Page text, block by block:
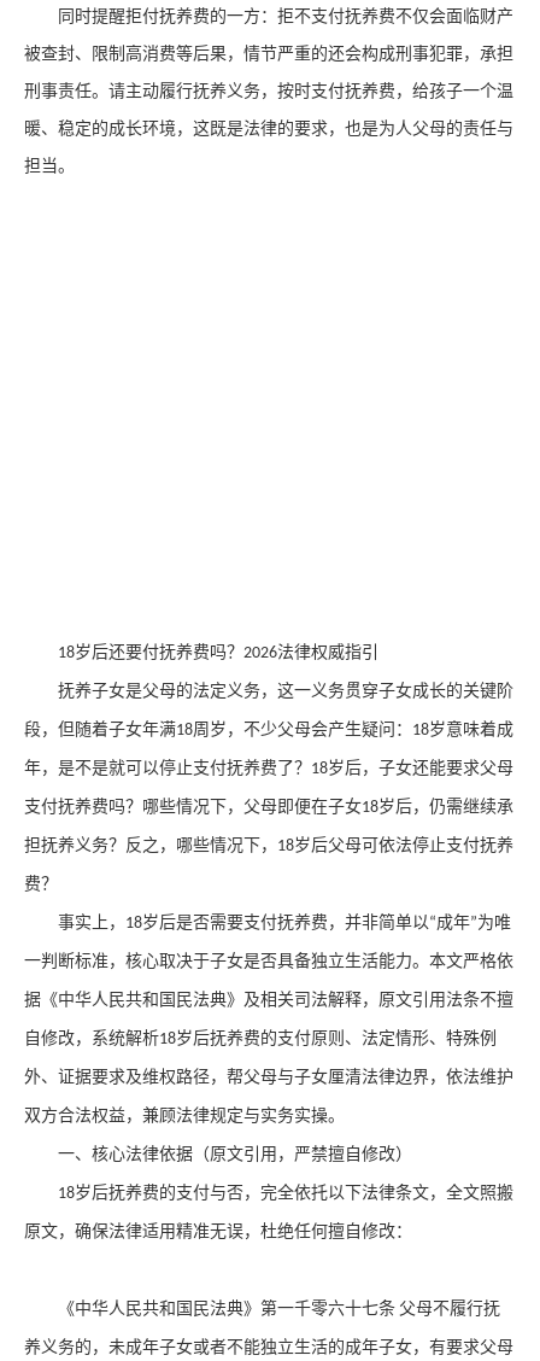
同时提醒拒付抚养费的一方：拒不支付抚养费不仅会面临财产
被查封、限制高消费等后果，情节严重的还会构成刑事犯罪，承担
刑事责任。请主动履行抚养义务，按时支付抚养费，给孩子一个温
暖、稳定的成长环境，这既是法律的要求，也是为人父母的责任与
担当。
18岁后还要付抚养费吗？ 2026法律权威指引
抚养子女是父母的法定义务，这一义务贯穿子女成长的关键阶
段，但随着子女年满18周岁，不少父母会产生疑问： 18岁意味着成
年，是不是就可以停止支付抚养费了？ 18岁后，子女还能要求父母
支付抚养费吗？哪些情况下，父母即便在子女18岁后，仍需继续承
担抚养义务？反之，哪些情况下， 18岁后父母可依法停止支付抚养
费？
事实上， 18岁后是否需要支付抚养费，并非简单以“成年”为唯
一判断标准，核心取决于子女是否具备独立生活能力。本文严格依
据《中华人民共和国民法典》及相关司法解释，原文引用法条不擅
自修改，系统解析18岁后抚养费的支付原则、法定情形、特殊例
外、证据要求及维权路径，帮父母与子女厘清法律边界，依法维护
双方合法权益，兼顾法律规定与实务实操。
一、核心法律依据（原文引用，严禁擅自修改）
18岁后抚养费的支付与否，完全依托以下法律条文，全文照搬
原文，确保法律适用精准无误，杜绝任何擅自修改：
《中华人民共和国民法典》第一千零六十七条 父母不履行抚
养义务的，未成年子女或者不能独立生活的成年子女，有要求父母